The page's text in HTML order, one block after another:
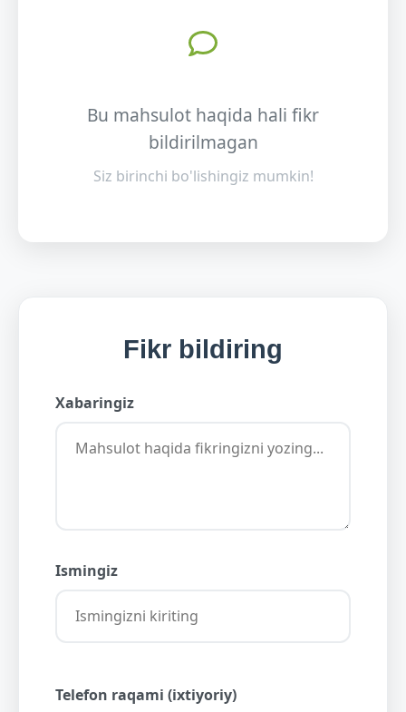
Bu mahsulot haqida hali fikr
bildirilmagan
Siz birinchi bo'lishingiz mumkin!
Fikr bildiring
Xabaringiz
Ismingiz
Telefon raqami (ixtiyoriy)